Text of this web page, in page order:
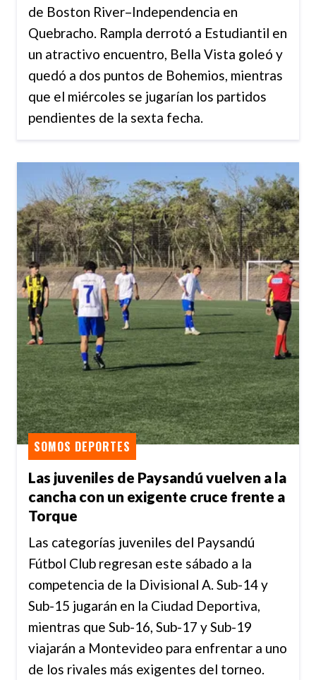
de Boston River–Independencia en
Quebracho. Rampla derrotó a Estudiantil en
un atractivo encuentro, Bella Vista goleó y
quedó a dos puntos de Bohemios, mientras
que el miércoles se jugarían los partidos
pendientes de la sexta fecha.
Las juveniles de Paysandú vuelven a la
cancha con un exigente cruce frente a
Torque
SOMOS DEPORTES
Las categorías juveniles del Paysandú
Fútbol Club regresan este sábado a la
competencia de la Divisional A. Sub-14 y
Sub-15 jugarán en la Ciudad Deportiva,
mientras que Sub-16, Sub-17 y Sub-19
viajarán a Montevideo para enfrentar a uno
de los rivales más exigentes del torneo.